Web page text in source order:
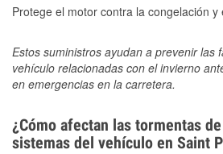
Protege el motor contra la congelación
Estos suministros ayudan a prevenir las
vehículo relacionadas con el invierno
en emergencias en la carretera.
¿Cómo afectan las tormentas
sistemas del vehículo en Saint